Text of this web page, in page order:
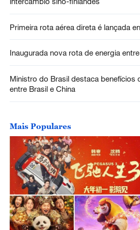
Primeira rota aérea direta é lançada
Inaugurada nova rota de energia
Ministro do Brasil destaca benefícios
entre Brasil e China
Mais Populares